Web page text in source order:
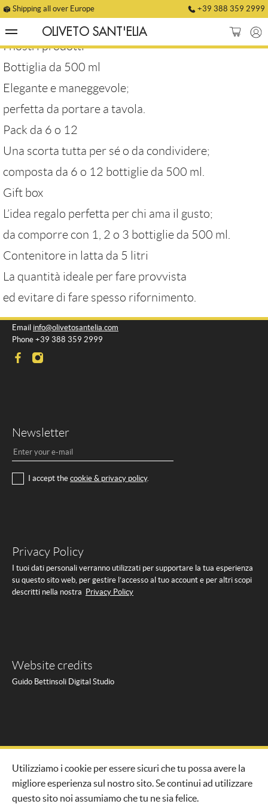
Shipping all over Europe +39 388 359 2999
OLIVETO SANT'ELIA
Home
Oliveto Sant’Elia
EVO Oils
Shop
Privacy Policy
Ordini
Indirizzo
Metodi di pagamento
Dettagli account
Shop
I nostri prodotti
Bottiglia da 500 ml
Elegante e maneggevole;
perfetta da portare a tavola.
Pack da 6 o 12
Una scorta tutta per sé o da condividere;
composta da 6 o 12 bottiglie da 500 ml.
Gift box
L’idea regalo perfetta per chi ama il gusto;
da comporre con 1, 2 o 3 bottiglie da 500 ml.
Contenitore in latta da 5 litri
La quantità ideale per fare provvista
ed evitare di fare spesso rifornimento.
Address
Via A. Toscanini, 39/A, Mazara Del Vallo – TP – Sicily
Email info@olivetosantelia.com
Phone +39 388 359 2999
Newsletter
I accept the cookie & privacy policy.
Privacy Policy
I tuoi dati personali verranno utilizzati per supportare la tua esperienza
su questo sito web, per gestire l’accesso al tuo account e per altri scopi
descritti nella nostra Privacy Policy
Website credits
Guido Bettinsoli Digital Studio
Utilizziamo i cookie per essere sicuri che tu possa avere la
migliore esperienza sul nostro sito. Se continui ad utilizzare
questo sito noi assumiamo che tu ne sia felice.